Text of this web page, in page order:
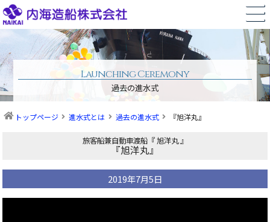
Launching Ceremony
過去の進水式
トップページ 進水式とは 過去の進水式 『旭洋丸』
旅客船兼自動車渡船『 旭洋丸 』
『旭洋丸』
2019年7月5日